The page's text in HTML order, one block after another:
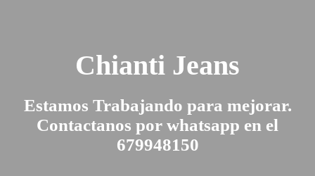
Chianti Jeans
Estamos Trabajando para mejorar.
Contactanos por whatsapp en el
679948150